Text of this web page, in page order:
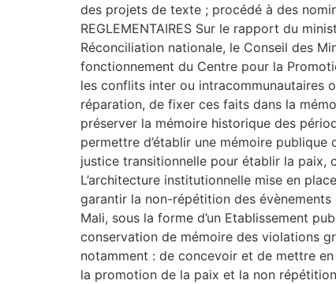
des projets de texte ; procédé à des
REGLEMENTAIRES Sur le rapport du
Réconciliation nationale, le Conseil des
fonctionnement du Centre pour la
les conflits inter ou intracommunautaires
réparation, de fixer ces faits dans la
préserver la mémoire historique des
permettre d’établir une mémoire
justice transitionnelle pour établir la paix,
L’architecture institutionnelle mise en
garantir la non-répétition des
Mali, sous la forme d’un Etablissement
conservation de mémoire des violations
notamment : de concevoir et de mettre
la promotion de la paix et la non